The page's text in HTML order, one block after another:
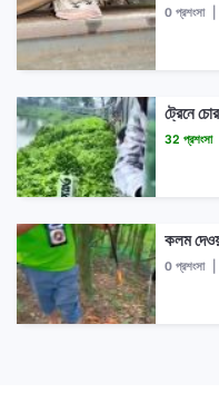
0 প্রশংসা |
ট্রেনে
32 প্রশংসা
কলম
0 প্রশংসা |